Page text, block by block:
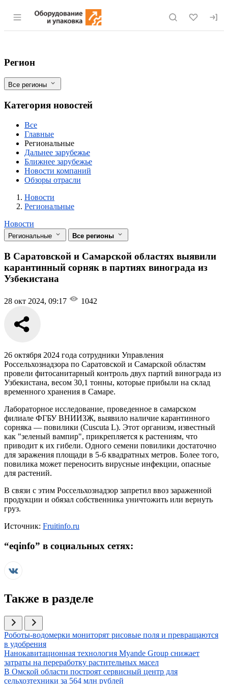
Раздел навигации по сайту eqinfo.ru
В Саратовской и Самарской областях
Фильтры
Регион
Все регионы
Категория новостей
Все
Главные
Региональные
Дальнее зарубежье
Ближнее зарубежье
Новости компаний
Обзоры отрасли
Новости
Разделы
Новости
Региональные
Новости
Региональные Все регионы
В Саратовской и Самарской областях выявили
карантинный сорняк в партиях винограда из
Узбекистана
28 окт 2024, 09:17 1042
26 октября 2024 года сотрудники Управления
Россельхознадзора по Саратовской и Самарской областям
провели фитосанитарный контроль двух партий винограда из
Узбекистана, весом 30,1 тонны, которые прибыли на склад
временного хранения в Самаре.
Лабораторное исследование, проведенное в самарском
филиале ФГБУ ВНИИЗЖ, выявило наличие карантинного
сорняка — повилики (Cuscuta L). Этот организм, известный
как "зеленый вампир", прикрепляется к растениям, что
приводит к их гибели. Одного семени повилики достаточно
для заражения площади в 5-6 квадратных метров. Более того,
повилика может переносить вирусные инфекции, опасные
для растений.
В связи с этим Россельхознадзор запретил ввоз зараженной
продукции и обязал собственника уничтожить или вернуть
груз.
Источник: Fruitinfo.ru
“eqinfo” в социальных сетях:
Также в разделе
Иллюстрация новости
Роботы-водомерки мониторят рисовые поля и превращаются
в удобрения
Иллюстрация новости
Нанокавитационная технология Myande Group снижает
затраты на переработку растительных масел
Иллюстрация новости
В Омской области построят сервисный центр для
сельхозтехники за 564 млн рублей